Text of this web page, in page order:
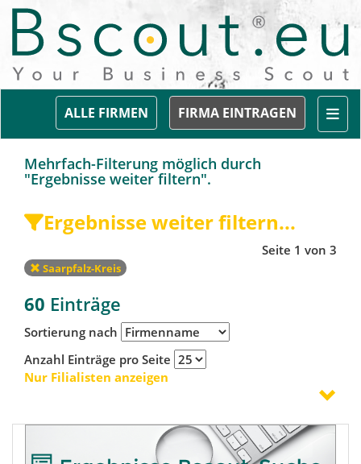
FIRMA EINTRAGEN
ALLE FIRMEN
Mehrfach-Filterung möglich durch
"Ergebnisse weiter filtern".
Ergebnisse weiter filtern...
Seite 1 von 3
Saarpfalz-Kreis
60 Einträge
Sortierung nach
Anzahl Einträge pro Seite
Nur Filialisten anzeigen